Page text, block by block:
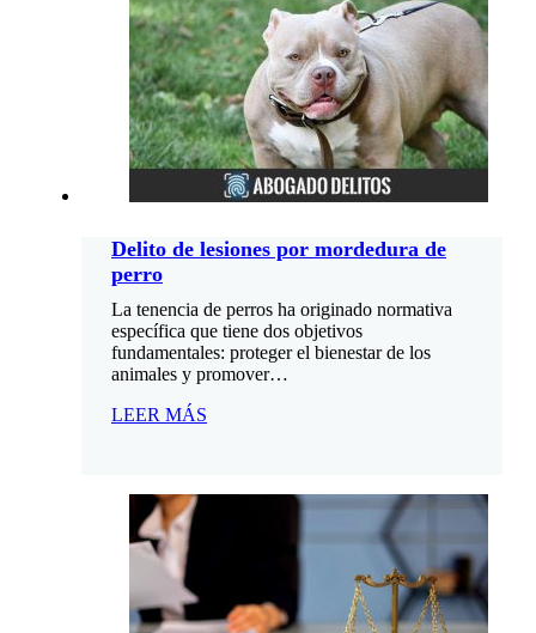
Delito de lesiones por mordedura de
perro
La tenencia de perros ha originado normativa
específica que tiene dos objetivos
fundamentales: proteger el bienestar de los
animales y promover…
LEER MÁS